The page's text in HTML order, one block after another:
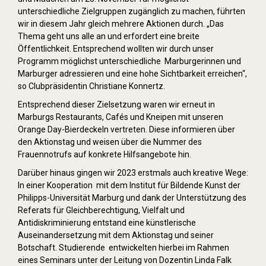
unterschiedliche Zielgruppen zugänglich zu machen, führten
wir in diesem Jahr gleich mehrere Aktionen durch. „Das
Thema geht uns alle an und erfordert eine breite
Öffentlichkeit. Entsprechend wollten wir durch unser
Programm möglichst unterschiedliche Marburgerinnen und
Marburger adressieren und eine hohe Sichtbarkeit erreichen“,
so Clubpräsidentin Christiane Konnertz.
Entsprechend dieser Zielsetzung waren wir erneut in
Marburgs Restaurants, Cafés und Kneipen mit unseren
Orange Day-Bierdeckeln vertreten. Diese informieren über
den Aktionstag und weisen über die Nummer des
Frauennotrufs auf konkrete Hilfsangebote hin.
Darüber hinaus gingen wir 2023 erstmals auch kreative Wege:
In einer Kooperation mit dem Institut für Bildende Kunst der
Philipps-Universität Marburg und dank der Unterstützung des
Referats für Gleichberechtigung, Vielfalt und
Antidiskriminierung entstand eine künstlerische
Auseinandersetzung mit dem Aktionstag und seiner
Botschaft. Studierende entwickelten hierbei im Rahmen
eines Seminars unter der Leitung von Dozentin Linda Falk